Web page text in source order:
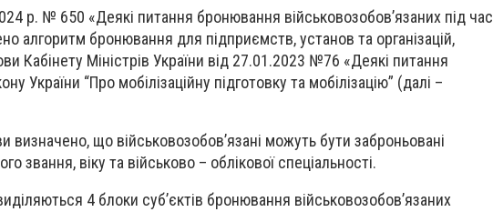
р. № 650 «Деякі питання бронювання військовозобов’язаних під час
алгоритм бронювання для підприємств, установ та організацій,
Кабінету Міністрів України від 27.01.2023 №76 «Деякі питання
України “Про мобілізаційну підготовку та мобілізацію” (далі –
визначено, що військовозобов’язані можуть бути заброньовані
звання, віку та військово – облікової спеціальності.
4 блоки суб’єктів бронювання військовозобов’язаних